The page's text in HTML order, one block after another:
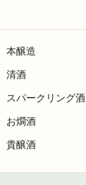
本醸造
清酒
スパークリング酒
お燗酒
貴醸酒